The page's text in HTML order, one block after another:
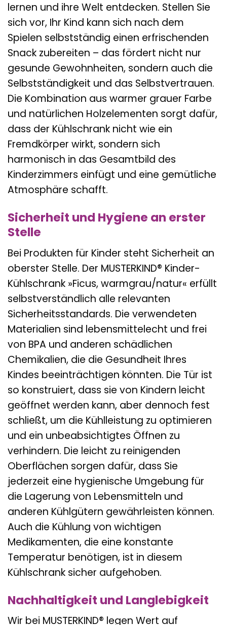
lernen und ihre Welt entdecken. Stellen Sie
sich vor, Ihr Kind kann sich nach dem
Spielen selbstständig einen erfrischenden
Snack zubereiten – das fördert nicht nur
gesunde Gewohnheiten, sondern auch die
Selbstständigkeit und das Selbstvertrauen.
Die Kombination aus warmer grauer Farbe
und natürlichen Holzelementen sorgt dafür,
dass der Kühlschrank nicht wie ein
Fremdkörper wirkt, sondern sich
harmonisch in das Gesamtbild des
Kinderzimmers einfügt und eine gemütliche
Atmosphäre schafft.
Sicherheit und Hygiene an erster
Stelle
Bei Produkten für Kinder steht Sicherheit an
oberster Stelle. Der MUSTERKIND® Kinder-
Kühlschrank »Ficus, warmgrau/natur« erfüllt
selbstverständlich alle relevanten
Sicherheitsstandards. Die verwendeten
Materialien sind lebensmittelecht und frei
von BPA und anderen schädlichen
Chemikalien, die die Gesundheit Ihres
Kindes beeinträchtigen könnten. Die Tür ist
so konstruiert, dass sie von Kindern leicht
geöffnet werden kann, aber dennoch fest
schließt, um die Kühlleistung zu optimieren
und ein unbeabsichtigtes Öffnen zu
verhindern. Die leicht zu reinigenden
Oberflächen sorgen dafür, dass Sie
jederzeit eine hygienische Umgebung für
die Lagerung von Lebensmitteln und
anderen Kühlgütern gewährleisten können.
Auch die Kühlung von wichtigen
Medikamenten, die eine konstante
Temperatur benötigen, ist in diesem
Kühlschrank sicher aufgehoben.
Nachhaltigkeit und Langlebigkeit
Wir bei MUSTERKIND® legen Wert auf